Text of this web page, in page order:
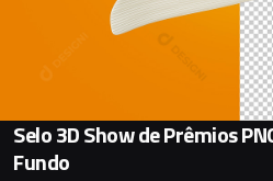
Selo 3D Show de Prêmios
Fundo